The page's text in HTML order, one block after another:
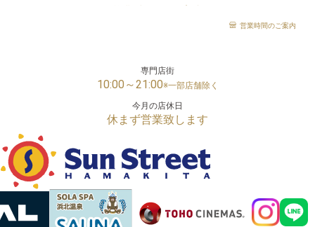
営業時間のご案内
専門店街
10:00～21:00※一部店舗除く
今月の店休日
休まず営業致します